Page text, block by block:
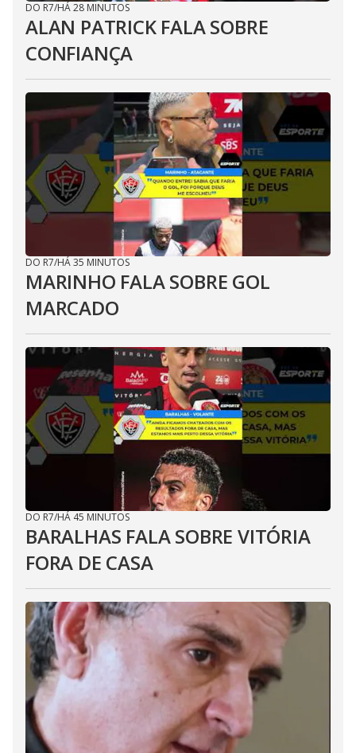
DO R7/HÁ 28 MINUTOS
ALAN PATRICK FALA SOBRE
CONFIANÇA
DO R7/HÁ 35 MINUTOS
MARINHO FALA SOBRE GOL
MARCADO
DO R7/HÁ 45 MINUTOS
BARALHAS FALA SOBRE VITÓRIA
FORA DE CASA